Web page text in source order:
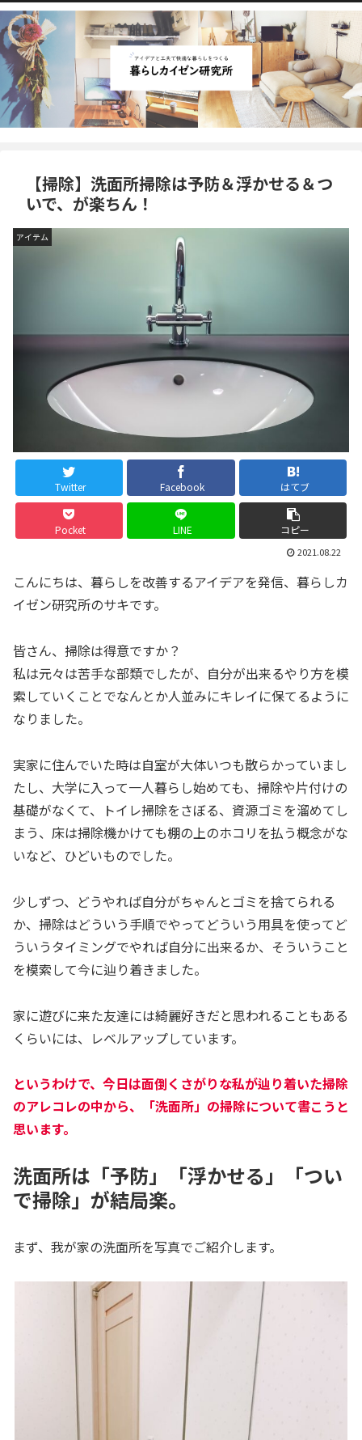
【掃除】洗面所掃除は予防＆浮かせる＆つ
いで、が楽ちん！
アイテム
Twitter Facebook はてブ
Pocket LINE コピー
2021.08.22
こんにちは、暮らしを改善するアイデアを発信、暮らしカ
イゼン研究所のサキです。
皆さん、掃除は得意ですか？
私は元々は苦手な部類でしたが、自分が出来るやり方を模
索していくことでなんとか人並みにキレイに保てるように
なりました。
実家に住んでいた時は自室が大体いつも散らかっていまし
たし、大学に入って一人暮らし始めても、掃除や片付けの
基礎がなくて、トイレ掃除をさぼる、資源ゴミを溜めてし
まう、床は掃除機かけても棚の上のホコリを払う概念がな
いなど、ひどいものでした。
少しずつ、どうやれば自分がちゃんとゴミを捨てられる
か、掃除はどういう手順でやってどういう用具を使ってど
ういうタイミングでやれば自分に出来るか、そういうこと
を模索して今に辿り着きました。
家に遊びに来た友達には綺麗好きだと思われることもある
くらいには、レベルアップしています。
というわけで、今日は面倒くさがりな私が辿り着いた掃除
のアレコレの中から、「洗面所」の掃除について書こうと
思います。
洗面所は「予防」「浮かせる」「つい
で掃除」が結局楽。
まず、我が家の洗面所を写真でご紹介します。